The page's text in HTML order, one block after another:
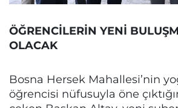
ÖĞRENCİLERİN YENİ
OLACAK
Bosna Hersek Mahallesi’nin
öğrencisi nüfusuyla öne